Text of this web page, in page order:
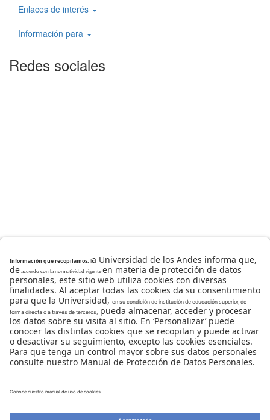
Enlaces de interés
Información para
Redes sociales
de mayo de 1964.